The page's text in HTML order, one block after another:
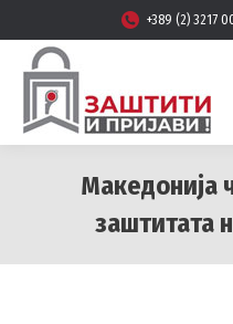
+389 (2) 3217
Македонија
заштитата